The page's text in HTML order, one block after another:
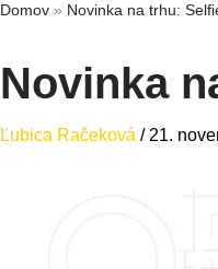
Domov » Novinka na trhu:
Novinka
Ľubica Račeková / 21.